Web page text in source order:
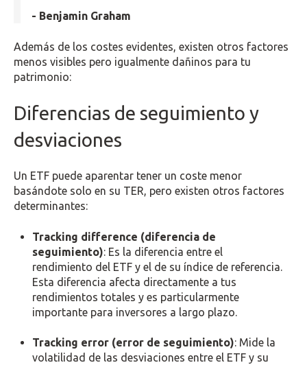
- Benjamin Graham
Además de los costes evidentes, existen otros factores
menos visibles pero igualmente dañinos para tu
patrimonio:
Diferencias de seguimiento y
desviaciones
Un ETF puede aparentar tener un coste menor
basándote solo en su TER, pero existen otros factores
determinantes:
Tracking difference (diferencia de
seguimiento): Es la diferencia entre el
rendimiento del ETF y el de su índice de referencia.
Esta diferencia afecta directamente a tus
rendimientos totales y es particularmente
importante para inversores a largo plazo.
Tracking error (error de seguimiento): Mide la
volatilidad de las desviaciones entre el ETF y su